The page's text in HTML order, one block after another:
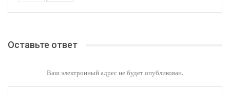
Оставьте ответ
Ваш электронный адрес не будет опубликован.